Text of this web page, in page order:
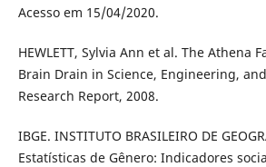
Acesso em 15/04/2020.
HEWLETT, Sylvia Ann et al. The Athena
Brain Drain in Science, Engineering,
Research Report, 2008.
IBGE. INSTITUTO BRASILEIRO DE
Estatísticas de Gênero: Indicadores